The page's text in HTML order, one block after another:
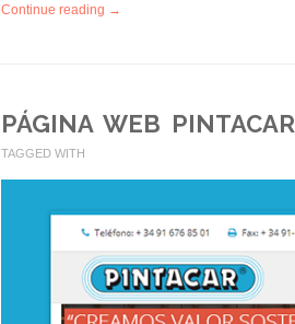
Continue reading →
PÁGINA WEB PINTACAR
TAGGED WITH